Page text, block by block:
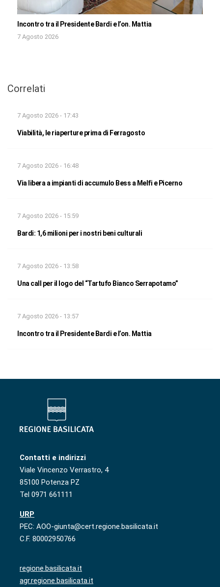
Incontro tra il Presidente Bardi e l’on. Mattia
7 Agosto 2026
Correlati
7 Agosto 2026 - 17:43
Viabilità, le riaperture prima di Ferragosto
7 Agosto 2026 - 16:48
Via libera a impianti di accumulo Bess a Melfi e Picerno
7 Agosto 2026 - 15:59
Bardi: 1,6 milioni per i nostri beni culturali
7 Agosto 2026 - 13:58
Una call per il logo del “Tartufo Bianco Serrapotamo”
7 Agosto 2026 - 13:57
Incontro tra il Presidente Bardi e l’on. Mattia
Contatti e indirizzi
Viale Vincenzo Verrastro, 4
85100 Potenza PZ
Tel 0971 661111
URP
PEC: AOO-giunta@cert.regione.basilicata.it
C.F. 80002950766
regione.basilicata.it
agr.regione.basilicata.it